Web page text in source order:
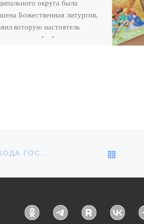
округа была
Божественная литургия,
которую настоятель
храма […]
АРХИЕРЕЙСКОЕ БОГОСЛУЖЕНИЕ В ПРАЗДНИК ВХОДА ГОСПОДНЯ В ИЕРУСАЛИМ